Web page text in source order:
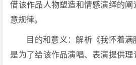
借该作品人物塑造和情感演绎的
意规律。
目的和意义：解析《我怀着满
是为了给该作品演唱、表演提供